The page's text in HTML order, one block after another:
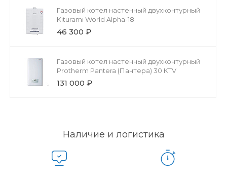
Газовый котел настенный двухконтурный
Kiturami World Alpha-18
46 300 ₽
Газовый котел настенный двухконтурный
Protherm Pantera (Пантера) 30 КTV
131 000 ₽
Наличие и логистика